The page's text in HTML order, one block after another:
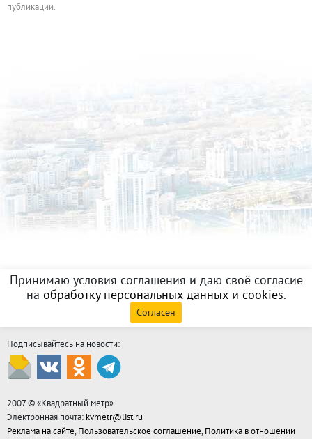
публикации.
Принимаю условия соглашения и даю своё согласие
на обработку персональных данных и cookies.
Согласен
Подписывайтесь на новости:
2007 © «Квадратный метр»
Электронная почта: kvmetr@list.ru
Реклама на сайте, Пользовательское соглашение, Политика в отношении